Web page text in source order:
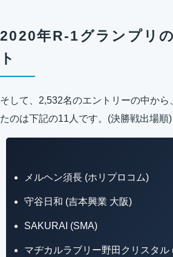
2020年R-1グランプリ
ト
そして、2,532名のエントリーの中から
たのは下記の11人です。(決勝戦出場順)
メルヘン須長 (ホリプロコム)
守谷日和 (吉本興業 大阪)
SAKURAI (SMA)
マヂカルラブリー野田クリスタル